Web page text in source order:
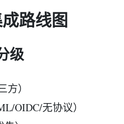
路线图
级
）
OIDC/无协议）